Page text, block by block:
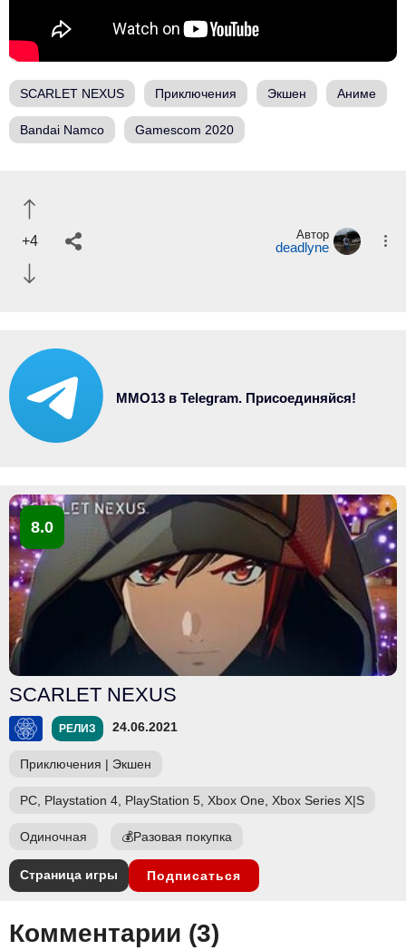
SCARLET NEXUS Приключения Экшен Аниме
Bandai Namco Gamescom 2020
+4 Автор
deadlyne
MMO13 в Telegram. Присоединяйся!
8.0
SCARLET NEXUS
РЕЛИЗ 24.06.2021
Приключения | Экшен
PC, Playstation 4, PlayStation 5, Xbox One, Xbox Series X|S
Одиночная 💰Разовая покупка
Страница игры Подписаться
Комментарии (3)